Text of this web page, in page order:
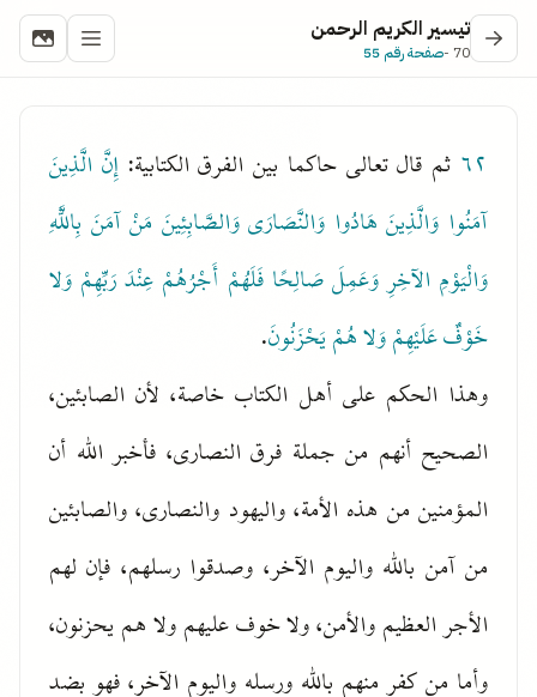
تيسير الكريم الرحمن
70 - صفحة رقم 55
٦٢ ثم قال تعالى حاكما بين الفرق الكتابية:إِنَّ الَّذِينَ
آمَنُوا وَالَّذِينَ هَادُوا وَالنَّصَارَى وَالصَّابِئِينَ مَنْ آمَنَ بِاللَّهِ
وَالْيَوْمِ الآخِرِ وَعَمِلَ صَالِحًا فَلَهُمْ أَجْرُهُمْ عِنْدَ رَبِّهِمْ وَلا
خَوْفٌ عَلَيْهِمْ وَلا هُمْ يَحْزَنُونَ.
وهذا الحكم على أهل الكتاب خاصة، لأن الصابئين،
الصحيح أنهم من جملة فرق النصارى، فأخبر الله أن
المؤمنين من هذه الأمة، واليهود والنصارى، والصابئين
من آمن بالله واليوم الآخر، وصدقوا رسلهم، فإن لهم
الأجر العظيم والأمن، ولا خوف عليهم ولا هم يحزنون،
وأما من كفر منهم بالله ورسله واليوم الآخر، فهو بضد